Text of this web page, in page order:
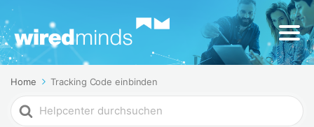
Home Tracking Code einbinden
Search
For